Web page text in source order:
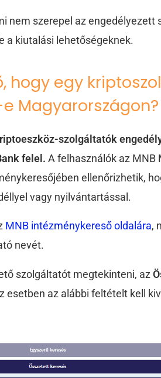
nem szerepel az engedélyezett
a kiutalási lehetőségeknek.
hogy egy
Magyarországon?
szolgáltatók
felel. A felhasználók az MNB
ellenőrizhetik,
vagy nyilvántartással.
MNB intézménykereső oldalára,
nevét.
szolgáltatót megtekinteni, az
esetben az alábbi feltételt kell